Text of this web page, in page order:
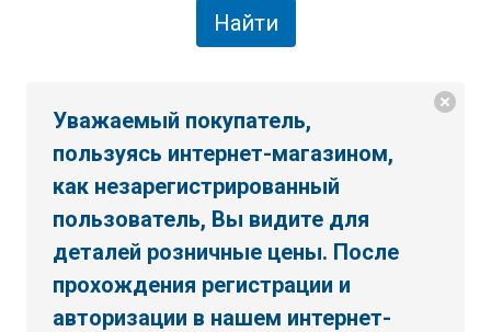
Уважаемый покупатель,
пользуясь интернет-магазином,
как незарегистрированный
пользователь, Вы видите для
деталей розничные цены. После
прохождения регистрации и
авторизации в нашем интернет-